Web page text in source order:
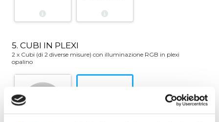
5. CUBI IN PLEXI
2 x Cubi (di 2 diverse misure) con illuminazione RGB in plexi
opalino